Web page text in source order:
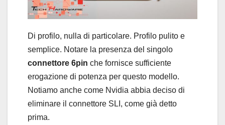
Di profilo, nulla di particolare. Profilo pulito e
semplice. Notare la presenza del singolo
connettore 6pin che fornisce sufficiente
erogazione di potenza per questo modello.
Notiamo anche come Nvidia abbia deciso di
eliminare il connettore SLI, come già detto
prima.